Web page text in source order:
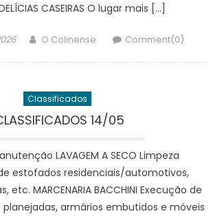
CASEIRAS O lugar mais […]
Author
O Colinense Comment(0)
Classificados
14/05
LAVAGEM A SECO Limpeza
estofados residenciais/automotivos,
etc. MARCENARIA BACCHINI Execução de
planejadas, armários embutidos e móveis